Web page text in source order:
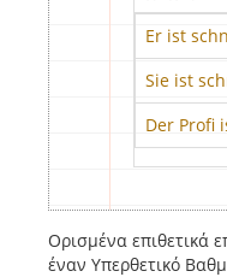
Er ist
Sie ist
Der Profi
Ορισμένα επιθετικά
έναν Υπερθετικό